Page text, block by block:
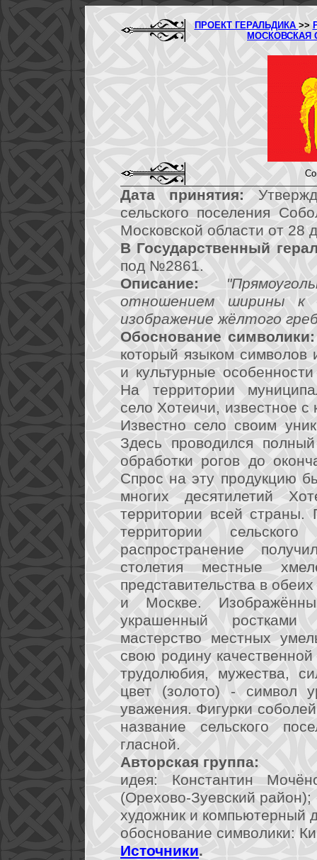
ПРОЕКТ ГЕРАЛЬДИКА >>
МОСКОВСКАЯ
Дата принятия:
сельского поселения
Московской области от 28
В Государственный
под №2861.
Описание:
отношением ширины к
изображение жёлтого
Обоснование символики:
который языком символов
и культурные
На территории
село Хотеичи, известное
Известно село своим
Здесь проводился
обработки рогов до
Спрос на эту продукцию
многих десятилетий
территории всей страны.
территории
распространение
столетия местные
представительства в
и Москве.
украшенный ростками
мастерство местных
свою родину
трудолюбия, мужества,
цвет (золото) - символ
уважения. Фигурки
название сельского
гласной.
Авторская группа:
идея: Константин
(Орехово-Зуевский район);
художник и компьютерный
обоснование символики:
Источники.